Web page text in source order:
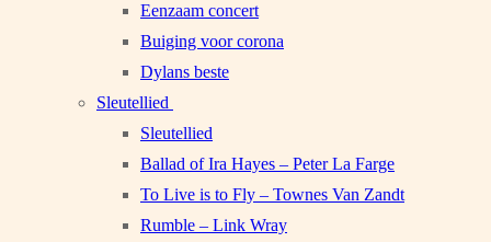
Eenzaam concert
Buiging voor corona
Dylans beste
Sleutellied
Sleutellied
Ballad of Ira Hayes – Peter La Farge
To Live is to Fly – Townes Van Zandt
Rumble – Link Wray